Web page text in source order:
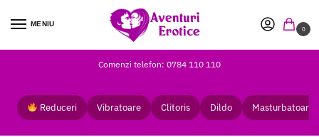
MENIU
0
Comenzi telefon: 0784 110 110
Reduceri Vibratoare Clitoris Dildo Masturbatoare